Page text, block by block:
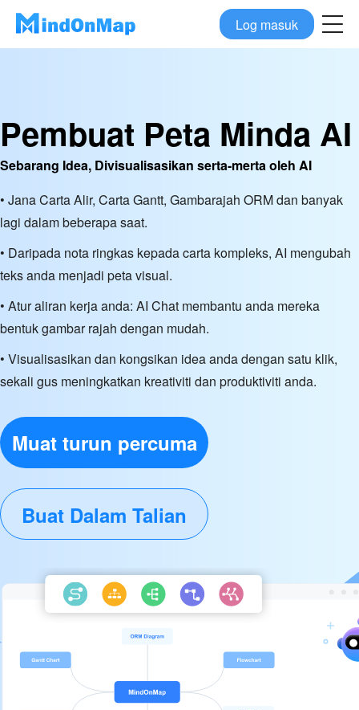
Log masuk
Pembuat Peta Minda AI
Sebarang Idea, Divisualisasikan serta-merta oleh AI
• Jana Carta Alir, Carta Gantt, Gambarajah ORM dan banyak
lagi dalam beberapa saat.
• Daripada nota ringkas kepada carta kompleks, AI mengubah
teks anda menjadi peta visual.
• Atur aliran kerja anda: AI Chat membantu anda mereka
bentuk gambar rajah dengan mudah.
• Visualisasikan dan kongsikan idea anda dengan satu klik,
sekali gus meningkatkan kreativiti dan produktiviti anda.
Muat turun percuma
Buat Dalam Talian